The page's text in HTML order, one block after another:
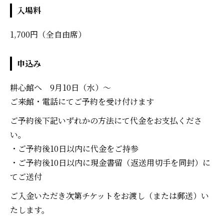
入場料
1,700円（全自由席）
申込み
耕心館へ 9月10日（水）～
ご来館・電話にてご予約を受け付けます
ご予約後下記いずれかの方法にて代金をお支払くださ
い。
・ご予約後10日以内に代金をご持参
・ご予約後10日以内に現金書留（返送用切手を同封）に
てご送付
ご入金いただき次第チケットをお渡し（または郵送）い
たします。